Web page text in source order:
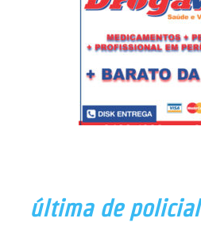
última de policial